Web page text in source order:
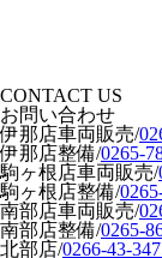
CONTACT US
お問い合わせ
伊那店車両販売/
伊那店整備/0265-
駒ヶ根店車両販売/
駒ヶ根店整備/
南部店車両販売/
南部店整備/0265-
北部店/0266-43-